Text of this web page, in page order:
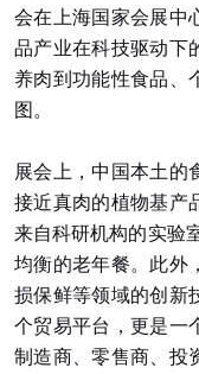
会在上海国家会展中
品产业在科技驱动下
养肉到功能性食品、
图。
展会上，中国本土的
接近真肉的植物基产
来自科研机构的实验
均衡的老年餐。此外
损保鲜等领域的创新
个贸易平台，更是一
制造商、零售商、投